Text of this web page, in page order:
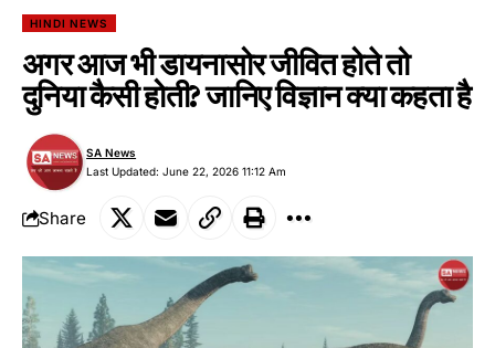
HINDI NEWS
अगर आज भी डायनासोर जीवित होते तो
दुनिया कैसी होती? जानिए विज्ञान क्या कहता है
Last Updated: June 22, 2026 11:12 Am
SA News
Share